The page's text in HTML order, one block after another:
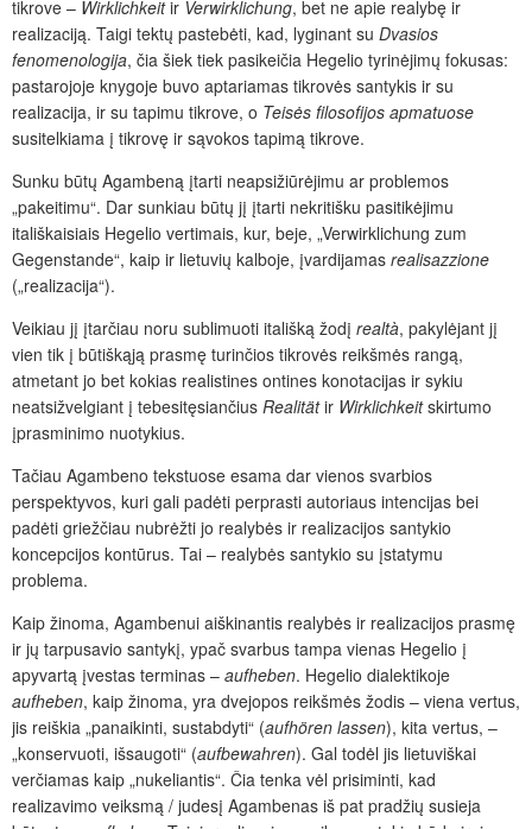
tikrove – Wirklichkeitir Verwirklichung, bet ne apie realybę ir
realizaciją. Taigi tektų pastebėti, kad, lyginant su Dvasios
fenomenologija, čia šiek tiek pasikeičia Hegelio tyrinėjimų fokusas:
pastarojoje knygoje buvo aptariamas tikrovės santykis ir su
realizacija, ir su tapimu tikrove, o Teisės filosofijos apmatuose
susitelkiama į tikrovę ir sąvokos tapimą tikrove.
Sunku būtų Agambeną įtarti neapsižiūrėjimu ar problemos
„pakeitimu“. Dar sunkiau būtų jį įtarti nekritišku pasitikėjimu
itališkaisiais Hegelio vertimais, kur, beje, „Verwirklichung zum
Gegenstande“, kaip ir lietuvių kalboje, įvardijamas realisazzione
(„realizacija“).
Veikiau jį įtarčiau noru sublimuoti itališką žodį realtà, pakylėjant jį
vien tik į būtiškąją prasmę turinčios tikrovės reikšmės rangą,
atmetant jo bet kokias realistines ontines konotacijas ir sykiu
neatsižvelgiant į tebesitęsiančius Realitätir Wirklichkeitskirtumo
įprasminimo nuotykius.
Tačiau Agambeno tekstuose esama dar vienos svarbios
perspektyvos, kuri gali padėti perprasti autoriaus intencijas bei
padėti griežčiau nubrėžti jo realybės ir realizacijos santykio
koncepcijos kontūrus. Tai – realybės santykio su įstatymu
problema.
Kaip žinoma, Agambenui aiškinantis realybės ir realizacijos prasmę
ir jų tarpusavio santykį, ypač svarbus tampa vienas Hegelio į
apyvartą įvestas terminas – aufheben. Hegelio dialektikoje
aufheben, kaip žinoma, yra dvejopos reikšmės žodis – viena vertus,
jis reiškia „panaikinti, sustabdyti“ (aufhören lassen), kita vertus, –
„konservuoti, išsaugoti“ (aufbewahren). Gal todėl jis lietuviškai
verčiamas kaip „nukeliantis“. Čia tenka vėl prisiminti, kad
realizavimo veiksmą / judesį Agambenas iš pat pradžių susieja